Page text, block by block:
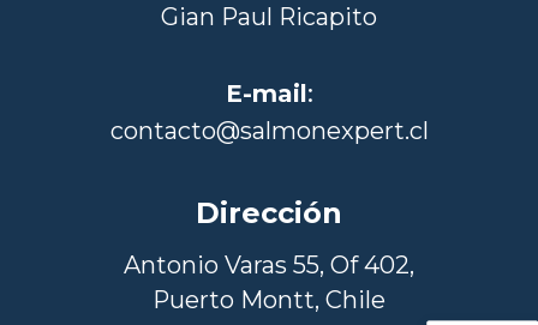
Gian Paul Ricapito
E-mail:
contacto@salmonexpert.cl
Dirección
Antonio Varas 55, Of 402,
Puerto Montt, Chile